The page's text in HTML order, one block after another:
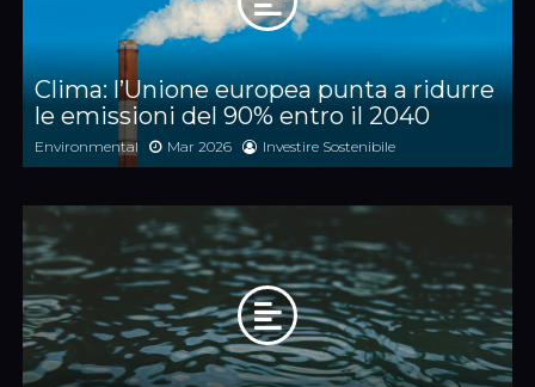
Clima: l’Unione europea punta a ridurre
le emissioni del 90% entro il 2040
Environmental Mar 2026 Investire Sostenibile